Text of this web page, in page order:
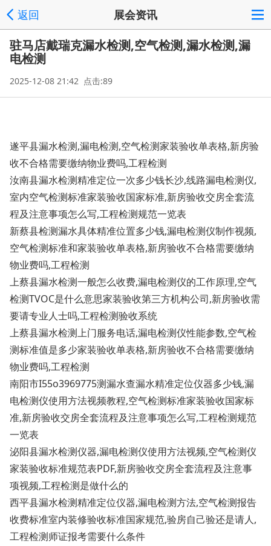
返回 展会资讯
驻马店戴瑞克漏水检测,空气检测,漏水检测,漏
电检测
2025-12-08 21:42 点击:89
遂平县漏水检测,漏电检测,空气检测家装验收单表格,新房验
收不合格需要缴纳物业费吗,工程检测
汝南县漏水检测精准定位一次多少钱长沙,线路漏电检测仪,
室内空气检测标准家装验收国家标准,新房验收交房全套流
程及注意事项怎么写,工程检测规范一览表
新蔡县检测漏水具体精准位置多少钱,漏电检测仪制作视频,
空气检测标准和家装验收单表格,新房验收不合格需要缴纳
物业费吗,工程检测
上蔡县漏水检测一般怎么收费,漏电检测仪的工作原理,空气
检测TVOC是什么意思家装验收第三方机构公司,新房验收需
要请专业人士吗,工程检测验收系统
上蔡县漏水检测上门服务电话,漏电检测仪性能参数,空气检
测标准值是多少家装验收单表格,新房验收不合格需要缴纳
物业费吗,工程检测
南阳市I55o3969775测漏水查漏水精准定位仪器多少钱,漏
电检测仪使用方法视频教程,空气检测标准家装验收国家标
准,新房验收交房全套流程及注意事项怎么写,工程检测规范
一览表
泌阳县漏水检测仪器,漏电检测仪使用方法视频,空气检测仪
家装验收标准规范表PDF,新房验收交房全套流程及注意事
项视频,工程检测是做什么的
西平县漏水检测精准定位仪器,漏电检测方法,空气检测报告
收费标准室内装修验收标准国家规范,验房自己验还是请人,
工程检测师证报考需要什么条件